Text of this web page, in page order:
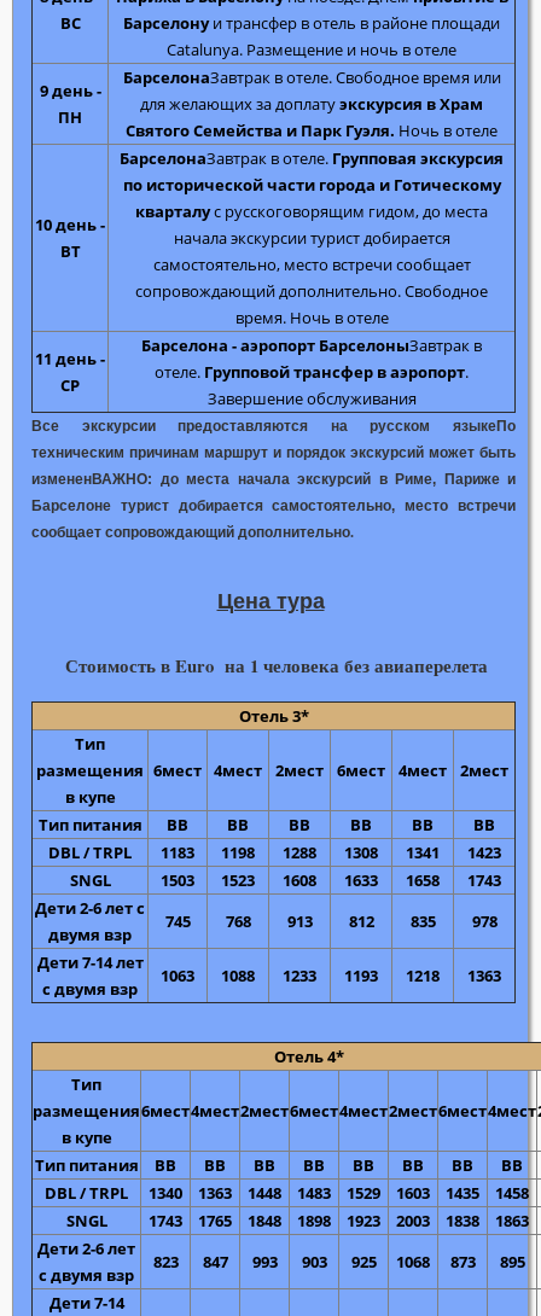
ВС
Барселонуи трансфер в отель в районе площади
Catalunya. Размещение и ночь в отеле
9 день -
ПН
БарселонаЗавтрак в отеле. Свободное время или
для желающих за доплатуэкскурсия в Храм
Святого Семейства и Парк Гуэля. Ночь в отеле
10 день -
ВТ
БарселонаЗавтрак в отеле. Групповая экскурсия
по исторической части города и Готическому
кварталус русскоговорящим гидом, до места
начала экскурсии турист добирается
самостоятельно, место встречи сообщает
сопровождающий дополнительно. Свободное
время. Ночь в отеле
11 день -
СР
Барселона - аэропорт БарселоныЗавтрак в
отеле. Групповой трансфер в аэропорт.
Завершение обслуживания
Все экскурсии предоставляются на русском языкеПо
техническим причинам маршрут и порядок экскурсий может быть
измененВАЖНО: до места начала экскурсий в Риме, Париже и
Барселоне турист добирается самостоятельно, место встречи
сообщает сопровождающий дополнительно.
Цена тура
Стоимостьв Euro на 1 человека без авиаперелета
Отель 3*
Тип
размещения
в купе
6мест 4мест 2мест 6мест 4мест 2мест
Тип питания ВВ ВВ ВВ BB BB
BB
DBL / TRPL
1183 1198 1288 1308 1341
1423
SNGL
1503 1523 1608 1633 1658
1743
Дети 2-6 лет с
двумя взр
745 768 913 812 835
978
Дети 7-14 лет
с двумя взр
1063 1088 1233 1193 1218 1363
Отель 4*
Тип
размещения
в купе
6мест4мест2мест6мест4мест2мест6мест4мест
Тип питания ВВ ВВ ВВ ВВ ВВ ВВ ВВ
ВВ
DBL / TRPL
1340 1363 1448 1483 1529 1603 1435
1458
SNGL
1743 1765 1848 1898 1923 2003 1838
1863
Дети 2-6 лет
с двумя взр
823 847 993 903 925 1068 873
895
Дети 7-14